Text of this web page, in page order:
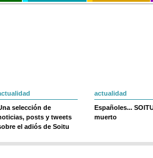
selección de
posts y tweets
el adiós de Soitu
actualidad
Españoles...
muerto